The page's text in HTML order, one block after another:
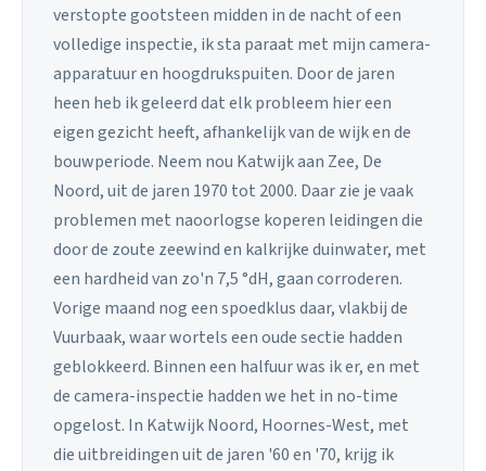
verstopte gootsteen midden in de nacht of een
volledige inspectie, ik sta paraat met mijn camera-
apparatuur en hoogdrukspuiten. Door de jaren
heen heb ik geleerd dat elk probleem hier een
eigen gezicht heeft, afhankelijk van de wijk en de
bouwperiode. Neem nou Katwijk aan Zee, De
Noord, uit de jaren 1970 tot 2000. Daar zie je vaak
problemen met naoorlogse koperen leidingen die
door de zoute zeewind en kalkrijke duinwater, met
een hardheid van zo'n 7,5 °dH, gaan corroderen.
Vorige maand nog een spoedklus daar, vlakbij de
Vuurbaak, waar wortels een oude sectie hadden
geblokkeerd. Binnen een halfuur was ik er, en met
de camera-inspectie hadden we het in no-time
opgelost. In Katwijk Noord, Hoornes-West, met
die uitbreidingen uit de jaren '60 en '70, krijg ik